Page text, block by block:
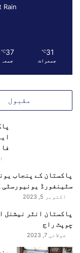
Rain
31
℃
جمعرات
37
℃
جمعہ
مقبول
پاکستان کے پنجاب
سٹینفورڈ یونیورسٹی
اکتوبر 5, 2023
پاکستان انٹر نیشنل
چوپٹ راج
جولائی 7, 2023